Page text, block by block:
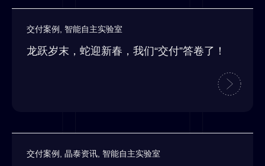
交付案例 智能自主实验室
龙跃岁末，蛇迎新春，我们“交付”答卷了！
交付案例 晶泰资讯 智能自主实验室